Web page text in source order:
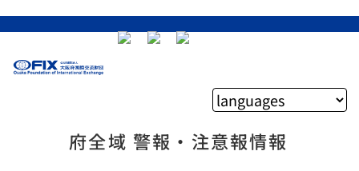
府全域 警報・注意報情報